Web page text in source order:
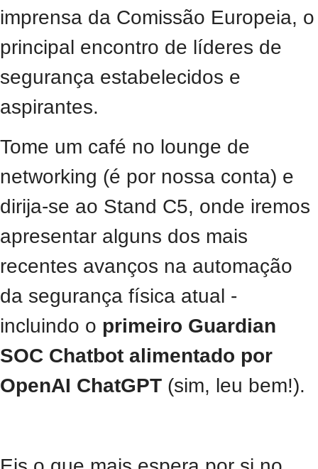
imprensa da Comissão Europeia, o
principal encontro de líderes de
segurança estabelecidos e
aspirantes.
Tome um café no lounge de
networking (é por nossa conta) e
dirija-se ao Stand C5, onde iremos
apresentar alguns dos mais
recentes avanços na automação
da segurança física atual -
incluindo o primeiro Guardian
SOC Chatbot alimentado por
OpenAI ChatGPT (sim, leu bem!).